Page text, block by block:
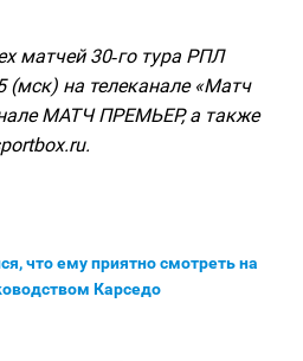
матчей 30‑го тура РПЛ
(мск) на телеканале «Матч
МАТЧ ПРЕМЬЕР, а также
что ему приятно смотреть на
Карседо